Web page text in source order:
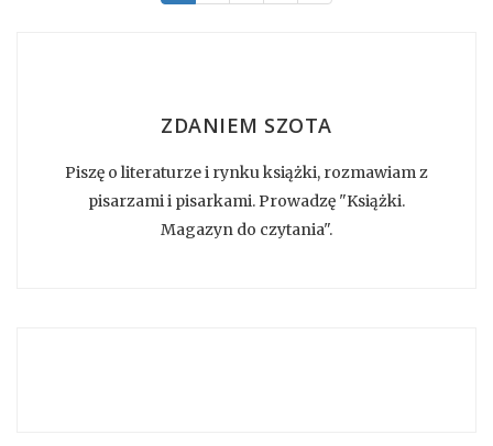
ZDANIEM SZOTA
Piszę o literaturze i rynku książki, rozmawiam z
pisarzami i pisarkami. Prowadzę "Książki.
Magazyn do czytania".